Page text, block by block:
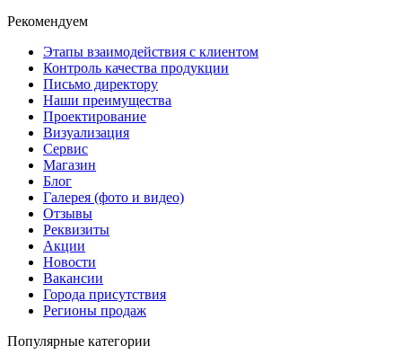
Рекомендуем
Этапы взаимодействия с клиентом
Контроль качества продукции
Письмо директору
Наши преимущества
Проектирование
Визуализация
Сервис
Магазин
Блог
Галерея (фото и видео)
Отзывы
Реквизиты
Акции
Новости
Вакансии
Города присутствия
Регионы продаж
Популярные категории